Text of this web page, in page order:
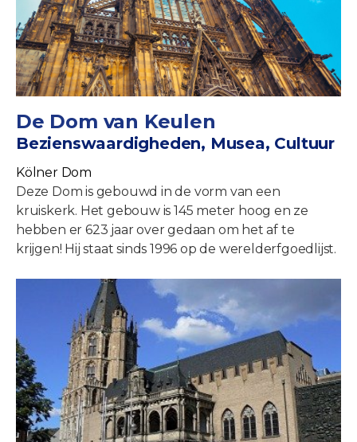
De Dom van Keulen
Bezienswaardigheden, Musea, Cultuur
Kölner Dom
Deze Dom is gebouwd in de vorm van een
kruiskerk. Het gebouw is 145 meter hoog en ze
hebben er 623 jaar over gedaan om het af te
krijgen! Hij staat sinds 1996 op de werelderfgoedlijst.